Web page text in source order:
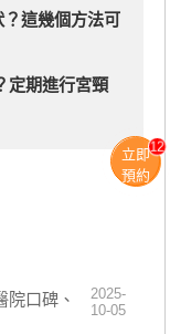
這幾個方法可
定期進行宮頸
院口碑、
2025-
10-05
立即
預約
12